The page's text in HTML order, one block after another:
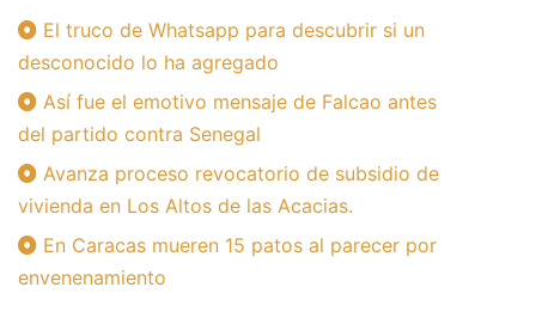
El truco de Whatsapp para descubrir si un
desconocido lo ha agregado
Así fue el emotivo mensaje de Falcao antes
del partido contra Senegal
Avanza proceso revocatorio de subsidio de
vivienda en Los Altos de las Acacias.
En Caracas mueren 15 patos al parecer por
envenenamiento